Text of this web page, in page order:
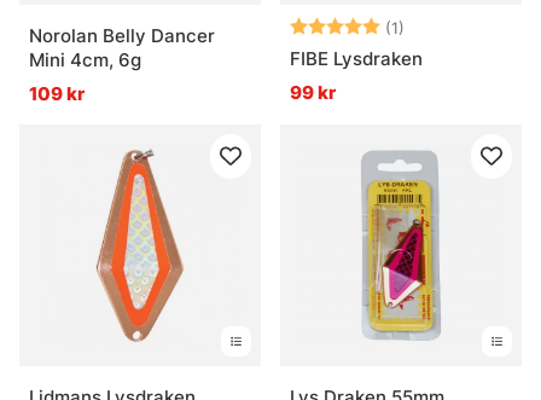
Norolan Belly Dancer
Mini 4cm, 6g
109 kr
Betyg: (1)
FIBE Lysdraken
99 kr